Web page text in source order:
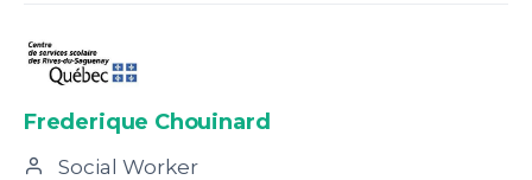
Frederique Chouinard
Social Worker